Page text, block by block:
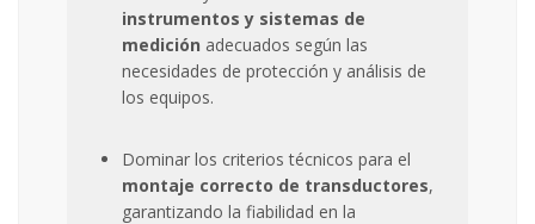
instrumentos y sistemas de
medición adecuados según las
necesidades de protección y análisis de
los equipos.
Dominar los criterios técnicos para el
montaje correcto de transductores,
garantizando la fiabilidad en la